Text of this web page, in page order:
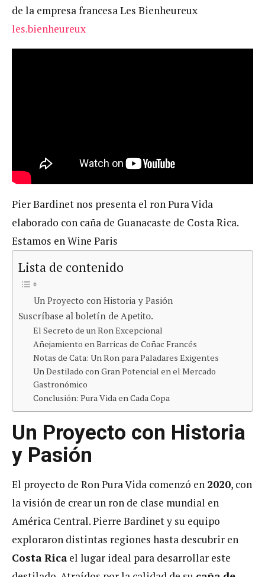
de la empresa francesa Les Bienheureux
les.bienheureux
Pier Bardinet nos presenta el ron Pura Vida
elaborado con caña de Guanacaste de Costa Rica.
Estamos en Wine Paris
Lista de contenido
Un Proyecto con Historia y Pasión
Suscríbase al boletín de Apetito.
El Secreto de un Ron Excepcional
Añejamiento en Barricas de Coñac Francés
Notas de Cata: Un Ron para Paladares Exigentes
Un Destilado con Gran Potencial en el Mercado
Gastronómico
Conclusión: Pura Vida en Cada Copa
Un Proyecto con Historia
y Pasión
El proyecto de Ron Pura Vida comenzó en 2020, con
la visión de crear un ron de clase mundial en
América Central. Pierre Bardinet y su equipo
exploraron distintas regiones hasta descubrir en
Costa Rica el lugar ideal para desarrollar este